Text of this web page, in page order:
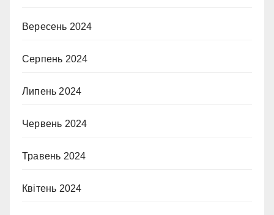
Вересень 2024
Серпень 2024
Липень 2024
Червень 2024
Травень 2024
Квітень 2024